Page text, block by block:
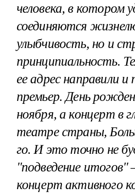
человека, в котором
соединяются
улыбчивость, но и
принципиальность.
ее адрес направили и
премьер. День
ноября, а концерт в
театре страны,
го. И это точно не
"подведение
концерт активного